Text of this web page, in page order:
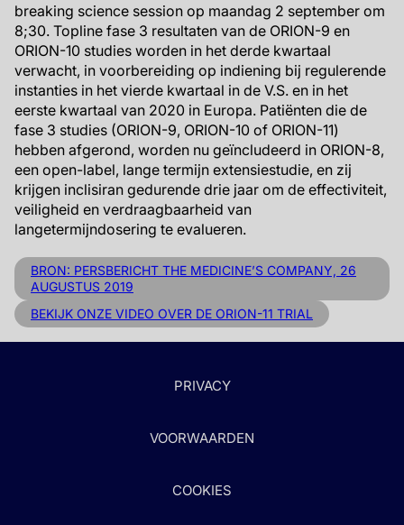
breaking science session op maandag 2 september om
8;30. Topline fase 3 resultaten van de ORION-9 en
ORION-10 studies worden in het derde kwartaal
verwacht, in voorbereiding op indiening bij regulerende
instanties in het vierde kwartaal in de V.S. en in het
eerste kwartaal van 2020 in Europa. Patiënten die de
fase 3 studies (ORION-9, ORION-10 of ORION-11)
hebben afgerond, worden nu geïncludeerd in ORION-8,
een open-label, lange termijn extensiestudie, en zij
krijgen inclisiran gedurende drie jaar om de effectiviteit,
veiligheid en verdraagbaarheid van
langetermijndosering te evalueren.
BRON: PERSBERICHT THE MEDICINE’S COMPANY, 26
AUGUSTUS 2019
BEKIJK ONZE VIDEO OVER DE ORION-11 TRIAL
PRIVACY
VOORWAARDEN
COOKIES